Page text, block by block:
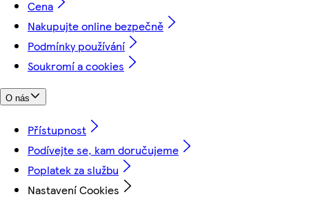
Cena
Nakupujte online bezpečně
Podmínky používání
Soukromí a cookies
O nás
Přístupnost
Podívejte se, kam doručujeme
Poplatek za službu
Nastavení Cookies